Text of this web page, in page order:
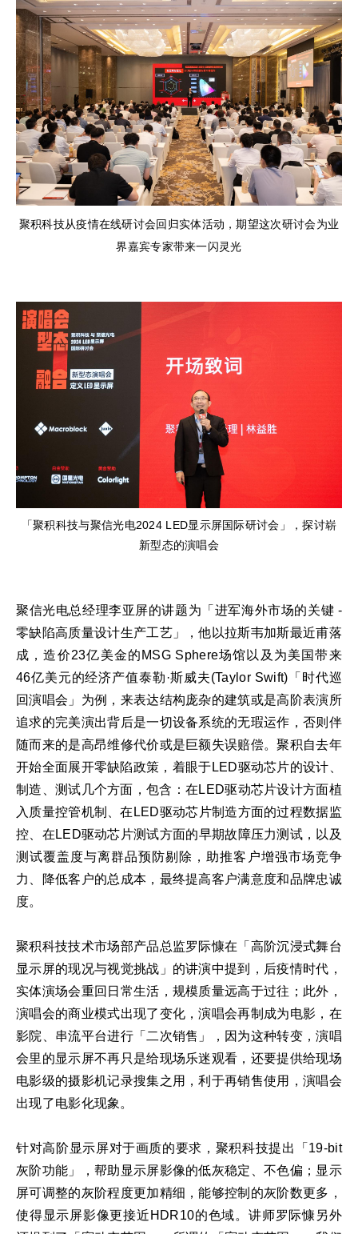
聚积科技从疫情在线研讨会回归实体活动，期望这次研讨会为业
界嘉宾专家带来一闪灵光
「聚积科技与聚信光电2024 LED显示屏国际研讨会」，探讨崭
新型态的演唱会
聚信光电总经理李亚屏的讲题为「进军海外市场的关键 -
零缺陷高质量设计生产工艺」，他以拉斯韦加斯最近甫落
成，造价23亿美金的MSG Sphere场馆以及为美国带来
46亿美元的经济产值泰勒·斯威夫(Taylor Swift)「时代巡
回演唱会」为例，来表达结构庞杂的建筑或是高阶表演所
追求的完美演出背后是一切设备系统的无瑕运作，否则伴
随而来的是高昂维修代价或是巨额失误赔偿。聚积自去年
开始全面展开零缺陷政策，着眼于LED驱动芯片的设计、
制造、测试几个方面，包含：在LED驱动芯片设计方面植
入质量控管机制、在LED驱动芯片制造方面的过程数据监
控、在LED驱动芯片测试方面的早期故障压力测试，以及
测试覆盖度与离群品预防剔除，助推客户增强市场竞争
力、降低客户的总成本，最终提高客户满意度和品牌忠诚
度。
聚积科技技术市场部产品总监罗际慷在「高阶沉浸式舞台
显示屏的现况与视觉挑战」的讲演中提到，后疫情时代，
实体演场会重回日常生活，规模质量远高于过往；此外，
演唱会的商业模式出现了变化，演唱会再制成为电影，在
影院、串流平台进行「二次销售」，因为这种转变，演唱
会里的显示屏不再只是给现场乐迷观看，还要提供给现场
电影级的摄影机记录搜集之用，利于再销售使用，演唱会
出现了电影化现象。
针对高阶显示屏对于画质的要求，聚积科技提出「19-bit
灰阶功能」，帮助显示屏影像的低灰稳定、不色偏；显示
屏可调整的灰阶程度更加精细，能够控制的灰阶数更多，
使得显示屏影像更接近HDR10的色域。讲师罗际慷另外